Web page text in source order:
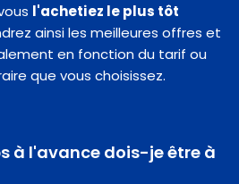
l'achetiez le plus tôt
ainsi les meilleures offres et
en fonction du tarif ou
que vous choisissez.
à l'avance dois-je être à